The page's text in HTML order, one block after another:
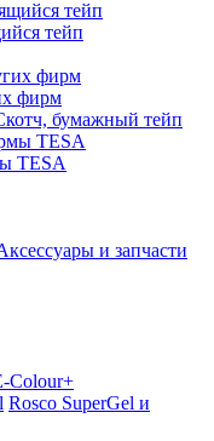
тейп
фирм
бумажный тейп
TESA
и запчасти
Colour+
Rosco SuperGel и